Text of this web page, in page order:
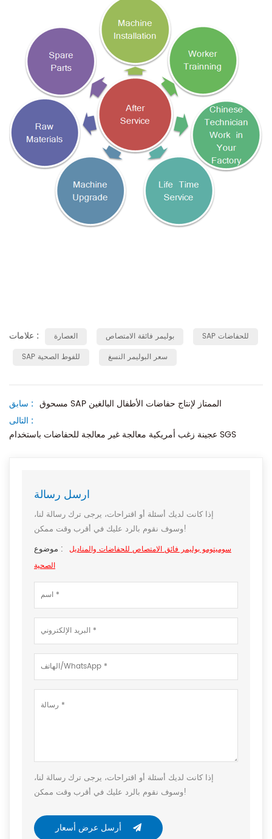
علامات : العصارة بوليمر فائقة الامتصاص
SAP للحفاضات
SAP للفوط الصحية
سعر البوليمر النسغ
سابق :
مسحوق SAP الممتاز لإنتاج حفاضات الأطفال البالغين
التالى :
عجينة زغب أمريكية معالجة غير معالجة للحفاضات باستخدام SGS
ارسل رسالة
إذا كانت لديك أسئلة أو اقتراحات، يرجى ترك رسالة لنا،
وسوف نقوم بالرد عليك في أقرب وقت ممكن!
موضوع : سوميتومو بوليمر فائق الامتصاص للحفاضات والمناديل
الصحية
إذا كانت لديك أسئلة أو اقتراحات، يرجى ترك رسالة لنا،
وسوف نقوم بالرد عليك في أقرب وقت ممكن!